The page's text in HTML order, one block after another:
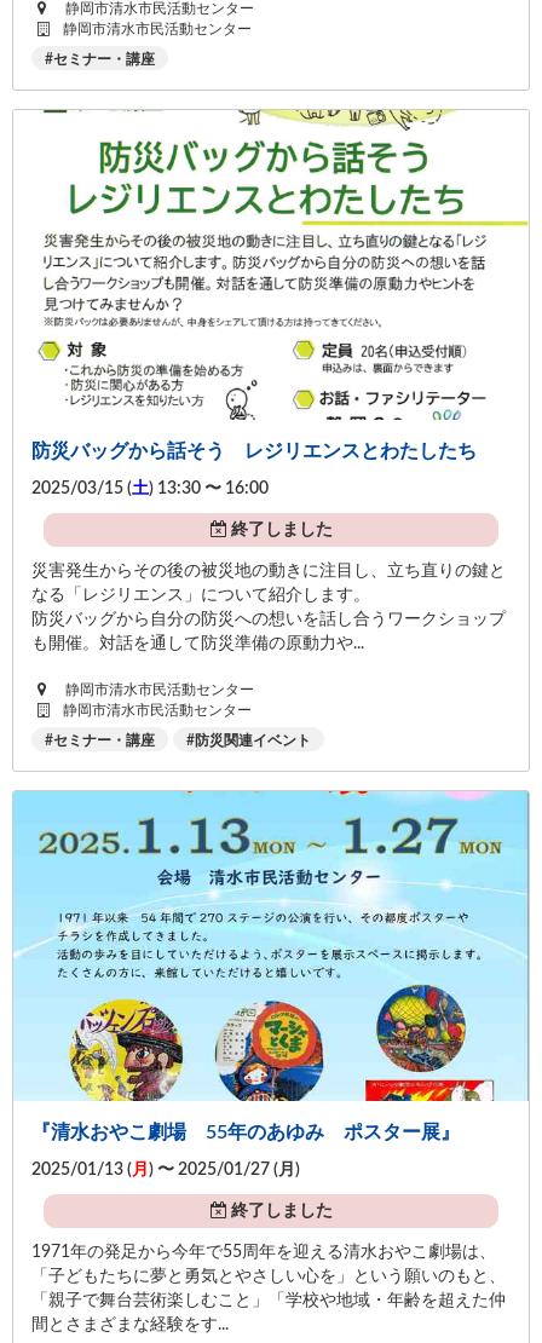
静岡市清水市民活動センター
静岡市清水市民活動センター
セミナー・講座
防災バッグから話そう レジリエンスとわたしたち
2025/03/15 (土) 13:30 〜 16:00
終了しました
災害発生からその後の被災地の動きに注目し、立ち直りの鍵と
なる「レジリエンス」について紹介します。
防災バッグから自分の防災への想いを話し合うワークショップ
も開催。対話を通して防災準備の原動力や...
静岡市清水市民活動センター
静岡市清水市民活動センター
セミナー・講座 防災関連イベント
『清水おやこ劇場 55年のあゆみ ポスター展』
2025/01/13 ( 月 ) 〜 2025/01/27 ( 月 )
終了しました
1971年の発足から今年で55周年を迎える清水おやこ劇場は、
「子どもたちに夢と勇気とやさしい心を」という願いのもと、
「親子で舞台芸術楽しむこと」「学校や地域・年齢を超えた仲
間とさまざまな経験をす...